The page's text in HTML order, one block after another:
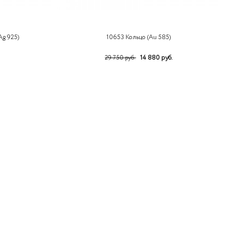
925) 10653 Кольцо (Au 585)
29 750 руб. 14 880 руб.